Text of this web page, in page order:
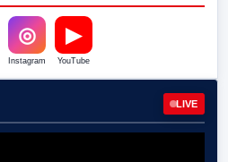
◎
Instagram
▶
YouTube
LIVE